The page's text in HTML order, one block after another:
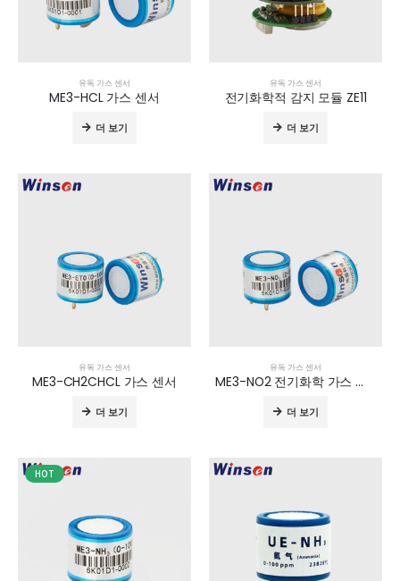
유독 가스 센서
ME3-HCL 가스 센서
더 보기
유독 가스 센서
전기화학적 감지 모듈 ZE11
더 보기
유독 가스 센서
ME3-CH2CHCL 가스 센서
더 보기
유독 가스 센서
ME3-NO2 전기화학 가스 센서
더 보기
HOT